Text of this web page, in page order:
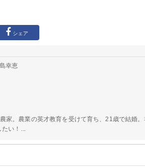
シェア
幸恵
家。農業の英才教育を受けて育ち、21歳で結婚
たい！...